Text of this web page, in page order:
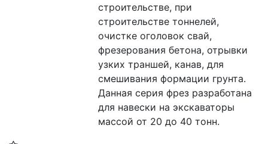
строительстве, при
строительстве тоннелей,
очистке оголовок свай,
фрезерования бетона, отрывки
узких траншей, канав, для
смешивания формации грунта.
Данная серия фрез разработана
для навески на экскаваторы
массой от 20 до 40 тонн.